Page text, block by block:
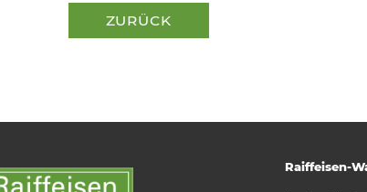
ZURÜCK
Raiffeisen-